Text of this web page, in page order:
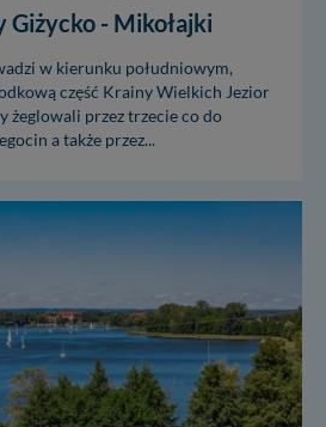
Giżycko - Mikołajki
w kierunku południowym,
część Krainy Wielkich Jezior
żeglowali przez trzecie co do
a także przez...